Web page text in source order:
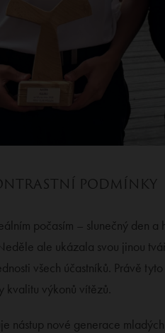
PODMÍNKY
počasím – slunečný den
ale ukázala svou jinou
všech účastníků. Právě
kvalitu výkonů vítězů.
nástup nové generace